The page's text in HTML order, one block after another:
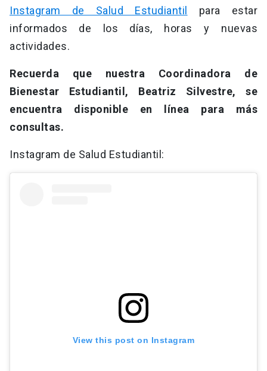
Instagram de Salud Estudiantil
para estar
informados de los días, horas y nuevas
actividades.
Recuerda que nuestra Coordinadora de
Bienestar Estudiantil, Beatriz Silvestre, se
encuentra disponible en línea para más
consultas.
Instagram de Salud Estudiantil:
View this post on Instagram